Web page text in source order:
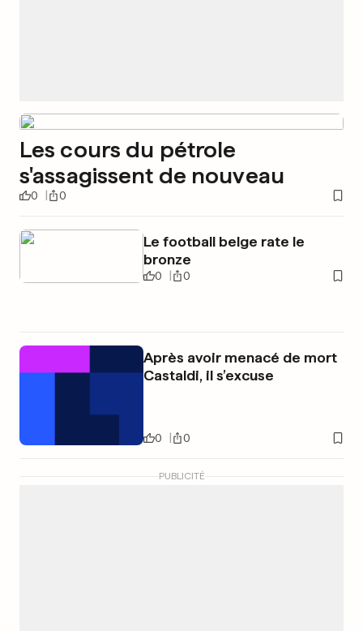
Les cours du pétrole
s'assagissent de nouveau
0 0
Le football belge rate le
bronze
0 0
Après avoir menacé de mort
Castaldi, il s’excuse
0 0
PUBLICITÉ